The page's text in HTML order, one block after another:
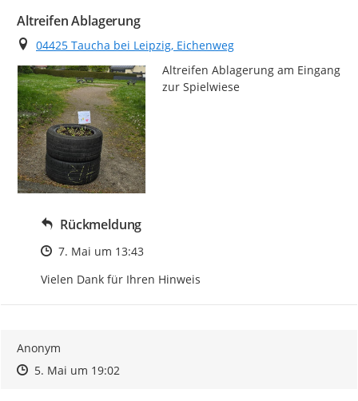
Altreifen Ablagerung
Ort
04425 Taucha bei Leipzig, Eichenweg
Altreifen Ablagerung am Eingang
zur Spielwiese
Rückmeldung
Zeitpunkt des Erstellens
7. Mai um 13:43
Vielen Dank für Ihren Hinweis
Anonym
Zeitpunkt des Erstellens
Zeitpunkt des Erstellens
5. Mai um 19:02Zur Äußerung